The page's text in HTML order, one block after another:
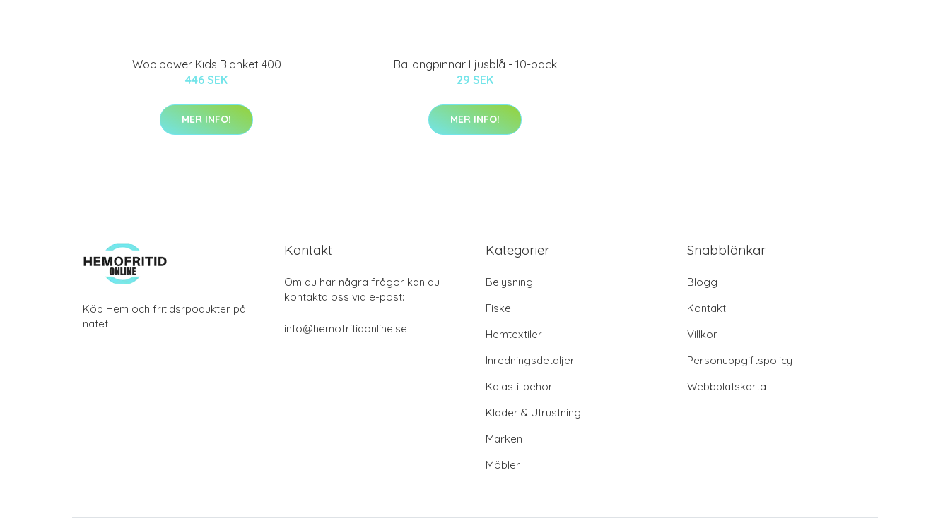
Woolpower Kids Blanket 400
446 SEK
MER INFO!
Ballongpinnar Ljusblå - 10-pack
29 SEK
MER INFO!
Köp Hem och fritidsrpodukter på
nätet
Kontakt
Om du har några frågor kan du
kontakta oss via e-post:
info@hemofritidonline.se
Kategorier
Belysning
Fiske
Hemtextiler
Inredningsdetaljer
Kalastillbehör
Kläder & Utrustning
Märken
Möbler
Snabblänkar
Blogg
Kontakt
Villkor
Personuppgiftspolicy
Webbplatskarta